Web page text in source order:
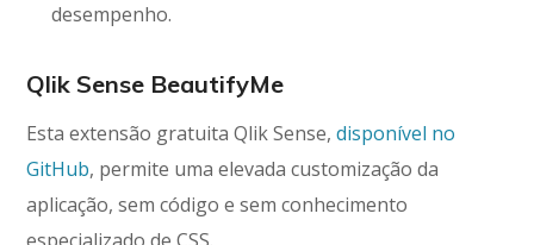
desempenho.
Qlik Sense BeautifyMe
Esta extensão gratuita Qlik Sense,disponível no
GitHub, permite uma elevada customização da
aplicação, sem código e sem conhecimento